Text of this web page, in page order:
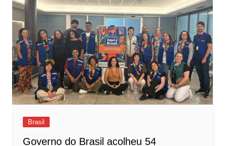
Brasil
Governo do Brasil acolheu 54